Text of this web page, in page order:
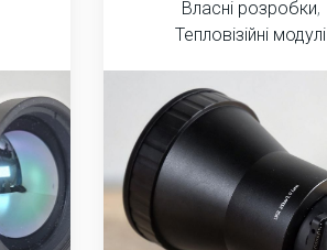
Власні розробки,
Тепловізійні модулі